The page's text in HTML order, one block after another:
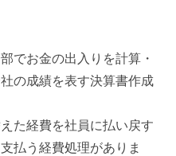
でお金の出入りを計算・
の成績を表す決算書作成
た経費を社員に払い戻す
払う経費処理がありま